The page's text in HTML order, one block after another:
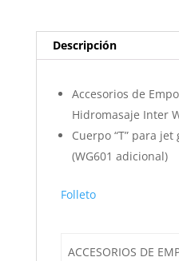
Descripción
Accesorios de
Hidromasaje Inter
Cuerpo “T” para
(WG601 adicional)
Folleto
ACCESORIOS DE